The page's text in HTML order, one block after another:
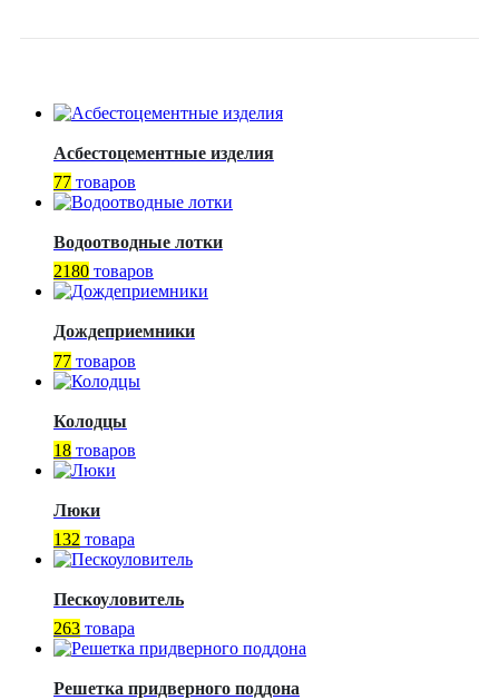
Асбестоцементные изделия
77 товаров
Водоотводные лотки
2180 товаров
Дождеприемники
77 товаров
Колодцы
18 товаров
Люки
132 товара
Пескоуловитель
263 товара
Решетка придверного поддона